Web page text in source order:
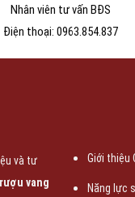
Nhân viên tư vấn BĐS
Điện thoại: 0963.854.837
và tư
vang
Giới thiệu
Năng lực